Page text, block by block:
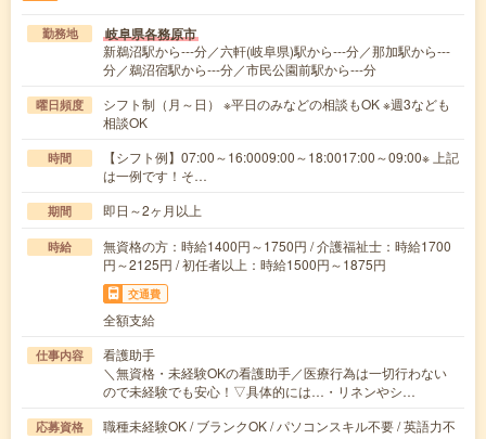
勤務地 岐阜県各務原市
新鵜沼駅から---分／六軒(岐阜県)駅から---分／那加駅から---
分／鵜沼宿駅から---分／市民公園前駅から---分
曜日頻度
シフト制（月～日） ※平日のみなどの相談もOK ※週3なども
相談OK
時間
【シフト例】07:00～16:0009:00～18:0017:00～09:00※ 上記
は一例です！そ…
期間 即日～2ヶ月以上
時給
無資格の方：時給1400円～1750円 / 介護福祉士：時給1700
円～2125円 / 初任者以上：時給1500円～1875円
交通費
全額支給
仕事内容
看護助手
＼無資格・未経験OKの看護助手／医療行為は一切行わない
ので未経験でも安心！▽具体的には…・リネンやシ…
応募資格
職種未経験OK / ブランクOK / パソコンスキル不要 / 英語力不